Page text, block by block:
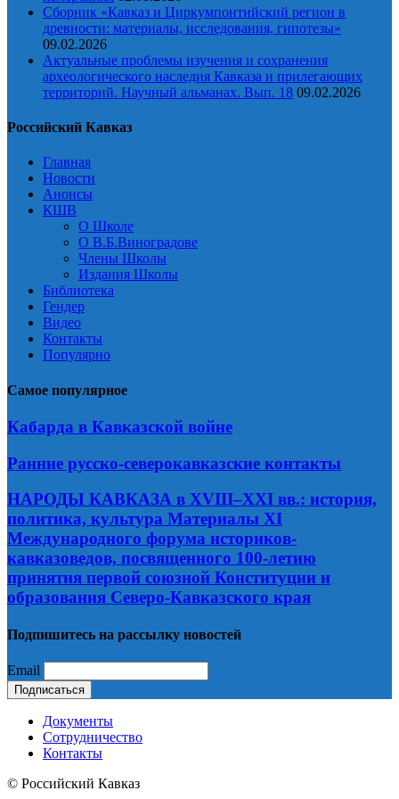
Сборник «Кавказ и Циркумпонтийский регион в
древности: материалы, исследования, гипотезы»
09.02.2026
Актуальные проблемы изучения и сохранения
археологического наследия Кавказа и прилегающих
территорий. Научный альманах. Вып. 18 09.02.2026
Российский Кавказ
Главная
Новости
Анонсы
КШВ
О Школе
О В.Б.Виноградове
Члены Школы
Издания Школы
Библиотека
Гендер
Видео
Контакты
Популярно
Самое популярное
Кабарда в Кавказской войне
Ранние русско-северокавказские контакты
НАРОДЫ КАВКАЗА в XVIII–XXI вв.: история,
политика, культура Материалы XI
Международного форума историков-
кавказоведов, посвященного 100-летию
принятия первой союзной Конституции и
образования Северо-Кавказского края
Подпишитесь на рассылку новостей
Email
Документы
Сотрудничество
Контакты
© Российский Кавказ